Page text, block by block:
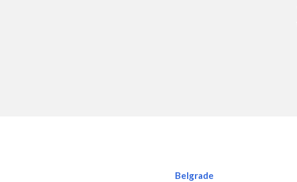
Belgrade